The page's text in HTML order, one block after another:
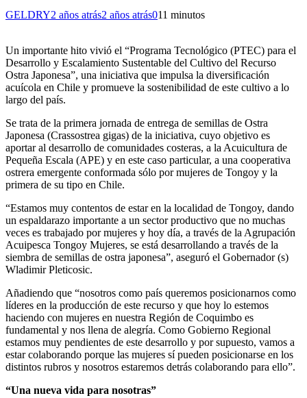
GELDRY2 años atrás2 años atrás011 minutos
Un importante hito vivió el “Programa Tecnológico (PTEC) para el
Desarrollo y Escalamiento Sustentable del Cultivo del Recurso
Ostra Japonesa”, una iniciativa que impulsa la diversificación
acuícola en Chile y promueve la sostenibilidad de este cultivo a lo
largo del país.
Se trata de la primera jornada de entrega de semillas de Ostra
Japonesa (Crassostrea gigas) de la iniciativa, cuyo objetivo es
aportar al desarrollo de comunidades costeras, a la Acuicultura de
Pequeña Escala (APE) y en este caso particular, a una cooperativa
ostrera emergente conformada sólo por mujeres de Tongoy y la
primera de su tipo en Chile.
“Estamos muy contentos de estar en la localidad de Tongoy, dando
un espaldarazo importante a un sector productivo que no muchas
veces es trabajado por mujeres y hoy día, a través de la Agrupación
Acuipesca Tongoy Mujeres, se está desarrollando a través de la
siembra de semillas de ostra japonesa”, aseguró el Gobernador (s)
Wladimir Pleticosic.
Añadiendo que “nosotros como país queremos posicionarnos como
líderes en la producción de este recurso y que hoy lo estemos
haciendo con mujeres en nuestra Región de Coquimbo es
fundamental y nos llena de alegría. Como Gobierno Regional
estamos muy pendientes de este desarrollo y por supuesto, vamos a
estar colaborando porque las mujeres sí pueden posicionarse en los
distintos rubros y nosotros estaremos detrás colaborando para ello”.
“Una nueva vida para nosotras”